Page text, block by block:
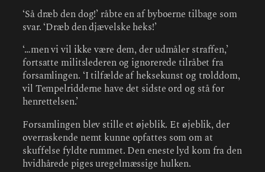
‘Så dræb den dog!’ råbte en af byboerne tilbage som
svar. ‘Dræb den djævelske heks!’
‘…men vi vil ikke være dem, der udmåler straffen,’
fortsatte militslederen og ignorerede tilråbet fra
forsamlingen. ‘I tilfælde af heksekunst og trolddom,
vil Tempelridderne have det sidste ord og stå for
henrettelsen.’
Forsamlingen blev stille et øjeblik. Et øjeblik, der
overraskende nemt kunne opfattes som om at
skuffelse fyldte rummet. Den eneste lyd kom fra den
hvidhårede piges uregelmæssige hulken.